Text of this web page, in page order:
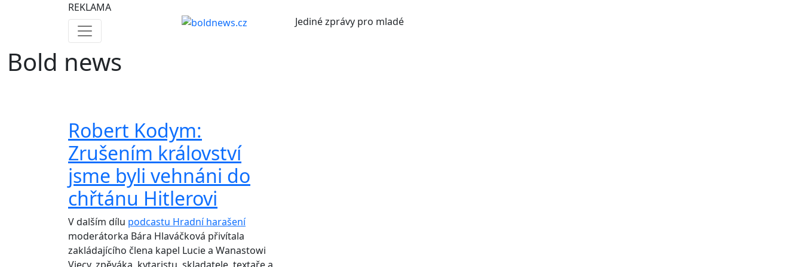
REKLAMA
Jedinézprávy pro mladé
Bold news
Robert Kodym:
Zrušením království
jsme byli vehnáni do
chřtánu Hitlerovi
V dalším dílu podcastu Hradní harašení
moderátorka Bára Hlaváčková přivítala
zakládajícího člena kapel Lucie a Wanastowi